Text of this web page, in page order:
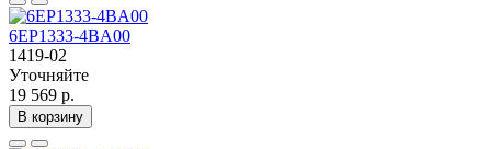
6EP1333-4BA00
1419-02
Уточняйте
19 569 р.
В корзину